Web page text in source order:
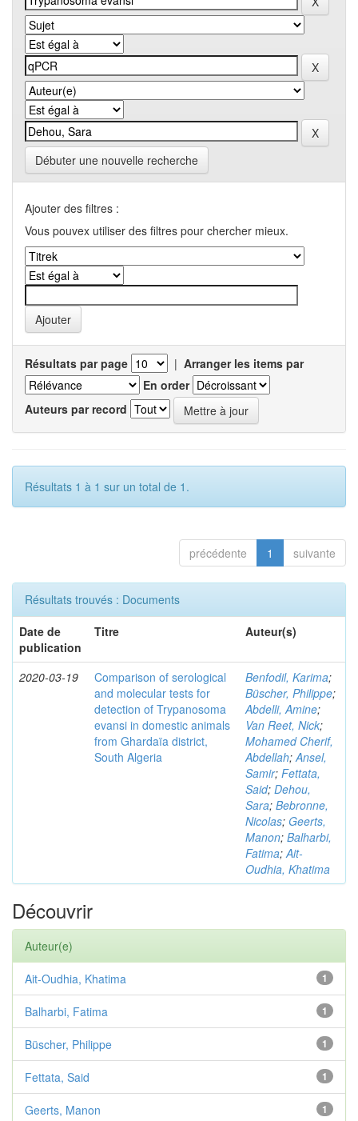
Débuter une nouvelle recherche
Ajouter des filtres :
Vous pouvex utiliser des filtres pour chercher mieux.
Résultats par page | Arranger les items par
En order
Auteurs par record
Résultats 1 à 1 sur un total de 1.
précédente 1 suivante
Résultats trouvés : Documents
Date de
publication
Titre Auteur(s)
2020-03-19
Comparison of serological
and molecular tests for
detection of Trypanosoma
evansi in domestic animals
from Ghardaïa district,
South Algeria
Benfodil, Karima;
Büscher, Philippe;
Abdelli, Amine;
Van Reet, Nick;
Mohamed Cherif,
Abdellah;Ansel,
Samir; Fettata,
Said; Dehou,
Sara; Bebronne,
Nicolas; Geerts,
Manon; Balharbi,
Fatima;Ait-
Oudhia, Khatima
Découvrir
Auteur(e)
1
Ait-Oudhia, Khatima
1
Balharbi, Fatima
1
Büscher, Philippe
1
Fettata, Said
1
Geerts, Manon